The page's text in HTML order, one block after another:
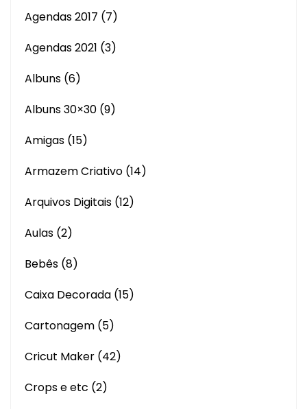
Agendas 2017 (7)
Agendas 2021 (3)
Albuns (6)
Albuns 30×30 (9)
Amigas (15)
Armazem Criativo (14)
Arquivos Digitais (12)
Aulas (2)
Bebês (8)
Caixa Decorada (15)
Cartonagem (5)
Cricut Maker (42)
Crops e etc (2)